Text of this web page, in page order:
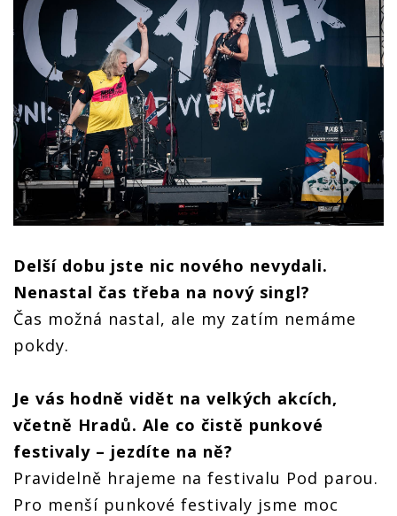
Delší dobu jste nic nového nevydali.
Nenastal čas třeba na nový singl?
Čas možná nastal, ale my zatím nemáme
pokdy.
Je vás hodně vidět na velkých akcích,
včetně Hradů. Ale co čistě punkové
festivaly – jezdíte na ně?
Pravidelně hrajeme na festivalu Pod parou.
Pro menší punkové festivaly jsme moc